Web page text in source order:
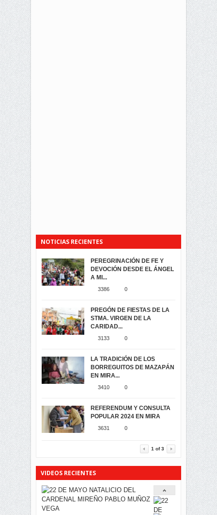
NOTICIAS RECIENTES
PEREGRINACIÓN DE FE Y
DEVOCIÓN DESDE EL ÁNGEL
A MI...
3386 0
PREGÓN DE FIESTAS DE LA
STMA. VIRGEN DE LA
CARIDAD...
3133 0
LA TRADICIÓN DE LOS
BORREGUITOS DE MAZAPÁN
EN MIRA...
3410 0
REFERENDUM Y CONSULTA
POPULAR 2024 EN MIRA
3631 0
PROCESIÓN DE LA VIRGEN
DE LA CARIDAD 2024
3057
-ENCENDIDO DEL ARBOL DE
...
MIRA
3438
TRIUNFO DE...
SEGUNDA VUELTA
ELECCIONES
PRESIDENCIALES 2023 EN
M...
ELECCION CRUCIAL:
SEGUNDA VUELTA
PRESIDENCIAL EL 1...
POR LA PROVINCIA DEL
CARCHI...
2042 0
1 of3
VIDEOS RECIENTES